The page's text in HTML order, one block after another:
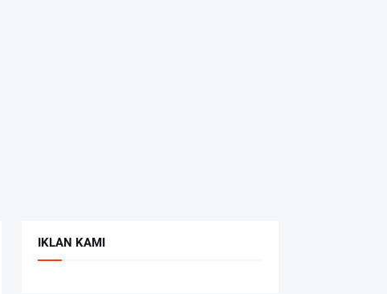
IKLAN KAMI